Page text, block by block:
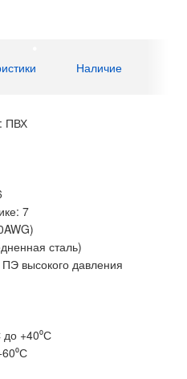
Наличие
ПВХ
7
сталь)
высокого давления
до +40⁰С